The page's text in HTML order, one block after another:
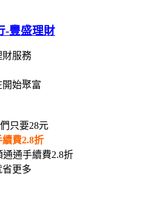
-豐盛理財
財服務
始聚富
只要28元
費2.8折
通手續費2.8折
更多